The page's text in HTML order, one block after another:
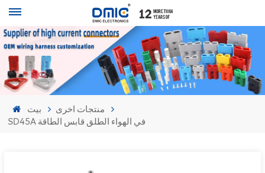
بيت
منتجات اخرى
SD45A في الهواء الطلق قابس الطاقة